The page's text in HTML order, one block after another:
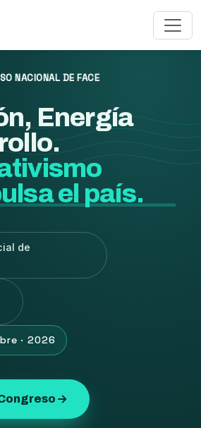
NACIONAL DE FACE
Energía
el país.
de
· 2026